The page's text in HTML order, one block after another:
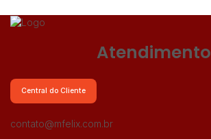
Atendimento
Central do Cliente
contato@mfelix.com.br